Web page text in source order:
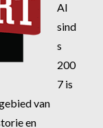
Al
sind
s
200
7 is
van
en